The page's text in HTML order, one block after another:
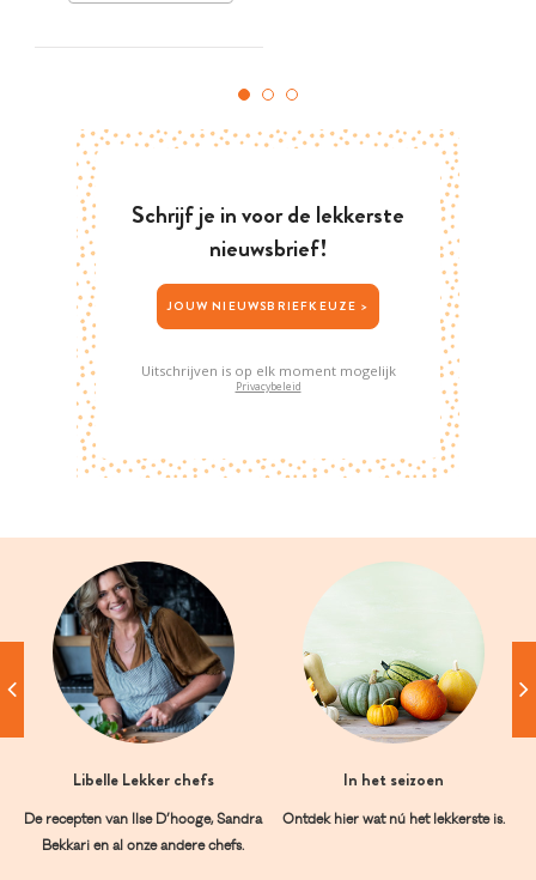
Schrijf je in voor de lekkerste
nieuwsbrief!
JOUW NIEUWSBRIEFKEUZE >
Uitschrijven is op elk moment mogelijk
Privacybeleid
Libelle Lekker chefs
De recepten van Ilse D’hooge, Sandra
Bekkari en al onze andere chefs.
In het seizoen
Ontdek hier wat nú het lekkerste is.